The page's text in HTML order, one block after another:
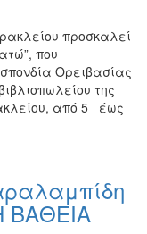
προσκαλεί
που
Ορειβασίας
της
από 5 έως
ΒΑΘΕΙΑ